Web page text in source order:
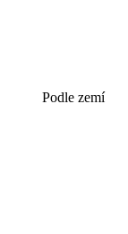
Podle zemí